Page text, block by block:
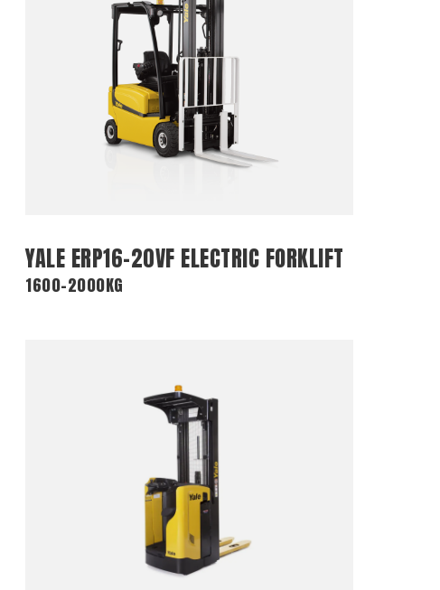
YALE ERP16-20VF ELECTRIC FORKLIFT
1600-2000KG